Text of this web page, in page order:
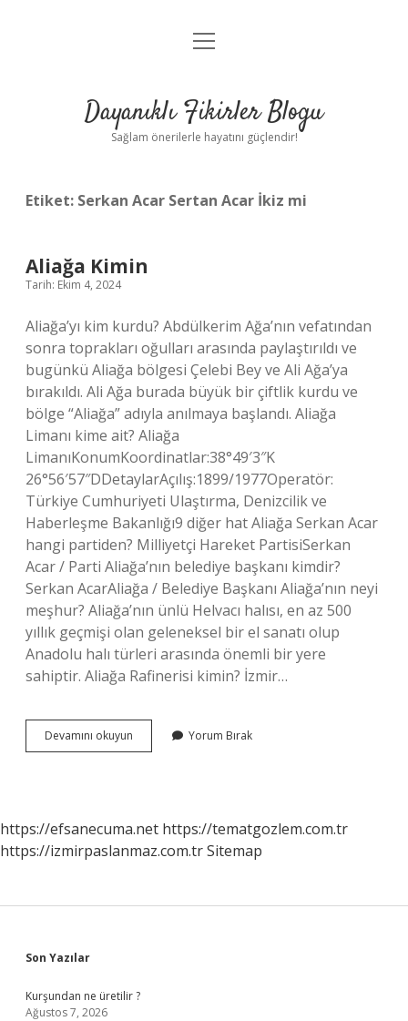
Anasayfa
Yasal Uyarı
menüyü
Dayanıklı Fikirler Blogu
Sağlam önerilerle hayatını güçlendir!
Etiket: Serkan Acar Sertan Acar İkiz mi
Aliağa Kimin
Tarih: Ekim 4, 2024
Aliağa’yı kim kurdu? Abdülkerim Ağa’nın vefatından
sonra toprakları oğulları arasında paylaştırıldı ve
bugünkü Aliağa bölgesi Çelebi Bey ve Ali Ağa’ya
bırakıldı. Ali Ağa burada büyük bir çiftlik kurdu ve
bölge “Aliağa” adıyla anılmaya başlandı. Aliağa
Limanı kime ait? Aliağa
LimanıKonumKoordinatlar:38°49′3″K
26°56′57″DDetaylarAçılış:1899/1977Operatör:
Türkiye Cumhuriyeti Ulaştırma, Denizcilik ve
Haberleşme Bakanlığı9 diğer hat Aliağa Serkan Acar
hangi partiden? Milliyetçi Hareket PartisiSerkan
Acar / Parti Aliağa’nın belediye başkanı kimdir?
Serkan AcarAliağa / Belediye Başkanı Aliağa’nın neyi
meşhur? Aliağa’nın ünlü Helvacı halısı, en az 500
yıllık geçmişi olan geleneksel bir el sanatı olup
Anadolu halı türleri arasında önemli bir yere
sahiptir. Aliağa Rafinerisi kimin? İzmir…
Devamını okuyun
Kimin
Yorum Bırak
https://efsanecuma.net https://tematgozlem.com.tr
https://izmirpaslanmaz.com.trSitemap
Sidebar
Son Yazılar
Kurşundan ne üretilir ?
Ağustos 7, 2026